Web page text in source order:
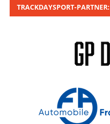
TRACKDAYSPORT-PARTNER: